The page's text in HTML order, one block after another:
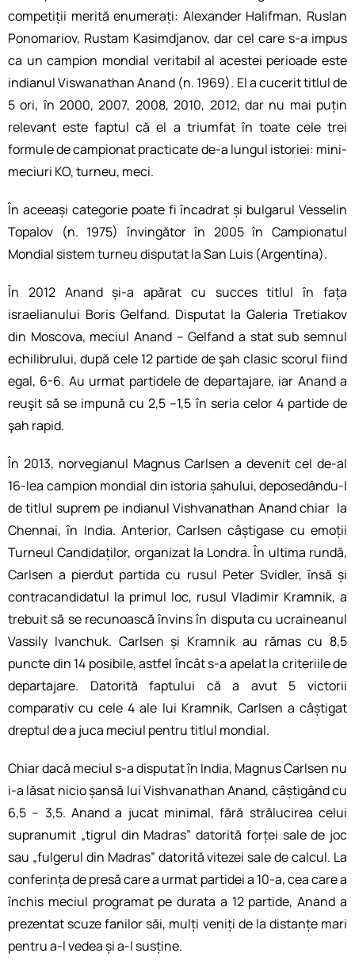
competiții merită enumerați: Alexander Halifman, Ruslan
Ponomariov, Rustam Kasimdjanov, dar cel care s-a impus
ca un campion mondial veritabil al acestei perioade este
indianul Viswanathan Anand (n. 1969). El a cucerit titlul de
5 ori, în 2000, 2007, 2008, 2010, 2012, dar nu mai puțin
relevant este faptul că el a triumfat în toate cele trei
formule de campionat practicate de-a lungul istoriei: mini-
meciuri KO, turneu, meci.
În aceeași categorie poate fi încadrat și bulgarul Vesselin
Topalov (n. 1975) învingător în 2005 în Campionatul
Mondial sistem turneu disputat la San Luis (Argentina).
În 2012 Anand și-a apărat cu succes titlul în fața
israelianului Boris Gelfand. Disputat la Galeria Tretiakov
din Moscova, meciul Anand – Gelfand a stat sub semnul
echilibrului, după cele 12 partide de şah clasic scorul fiind
egal, 6-6. Au urmat partidele de departajare, iar Anand a
reuşit să se impună cu 2,5 –1,5 în seria celor 4 partide de
şah rapid.
În 2013, norvegianul Magnus Carlsen a devenit cel de-al
16-lea campion mondial din istoria șahului, deposedându-l
de titlul suprem pe indianul Vishvanathan Anand chiar la
Chennai, în India. Anterior, Carlsen câștigase cu emoții
Turneul Candidaților, organizat la Londra. În ultima rundă,
Carlsen a pierdut partida cu rusul Peter Svidler, însă și
contracandidatul la primul loc, rusul Vladimir Kramnik, a
trebuit să se recunoască învins în disputa cu ucraineanul
Vassily Ivanchuk. Carlsen și Kramnik au rămas cu 8,5
puncte din 14 posibile, astfel încât s-a apelat la criteriile de
departajare. Datorită faptului că a avut 5 victorii
comparativ cu cele 4 ale lui Kramnik, Carlsen a câștigat
dreptul de a juca meciul pentru titlul mondial.
Chiar dacă meciul s-a disputat în India, Magnus Carlsen nu
i-a lăsat nicio șansă lui Vishvanathan Anand, câștigând cu
6,5 – 3,5. Anand a jucat minimal, fără strălucirea celui
supranumit „tigrul din Madras” datorită forței sale de joc
sau „fulgerul din Madras” datorită vitezei sale de calcul. La
conferința de presă care a urmat partidei a 10-a, cea care a
închis meciul programat pe durata a 12 partide, Anand a
prezentat scuze fanilor săi, mulți veniți de la distanțe mari
pentru a-l vedea și a-l susține.